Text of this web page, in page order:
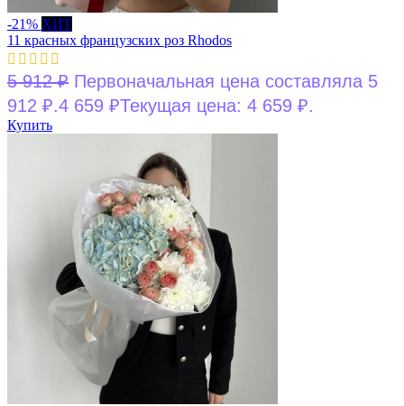
-21% ХИТ
11 красных французских роз Rhodos
5 912₽ Первоначальная цена составляла 5
912 ₽.4 659 ₽Текущая цена: 4 659 ₽.
Купить